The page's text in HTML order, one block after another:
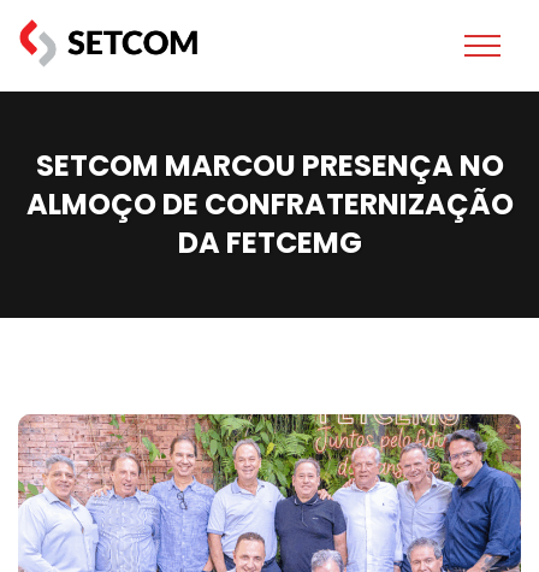
SETCOM MARCOU PRESENÇA NO
ALMOÇO DE CONFRATERNIZAÇÃO
DA FETCEMG